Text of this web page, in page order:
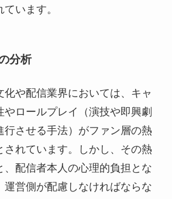
います。
分析
化や配信業界においては、キャ
やロールプレイ（演技や即興劇
行させる手法）がファン層の熱
されています。しかし、その熱
、配信者本人の心理的負担とな
運営側が配慮しなければならな